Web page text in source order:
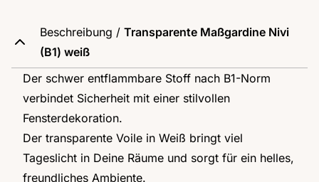
Beschreibung / Transparente Maßgardine Nivi
(B1) weiß
Der schwer entflammbare Stoff nach B1-Norm
verbindet Sicherheit mit einer stilvollen
Fensterdekoration.
Der transparente Voile in Weiß bringt viel
Tageslicht in Deine Räume und sorgt für ein helles,
freundliches Ambiente.